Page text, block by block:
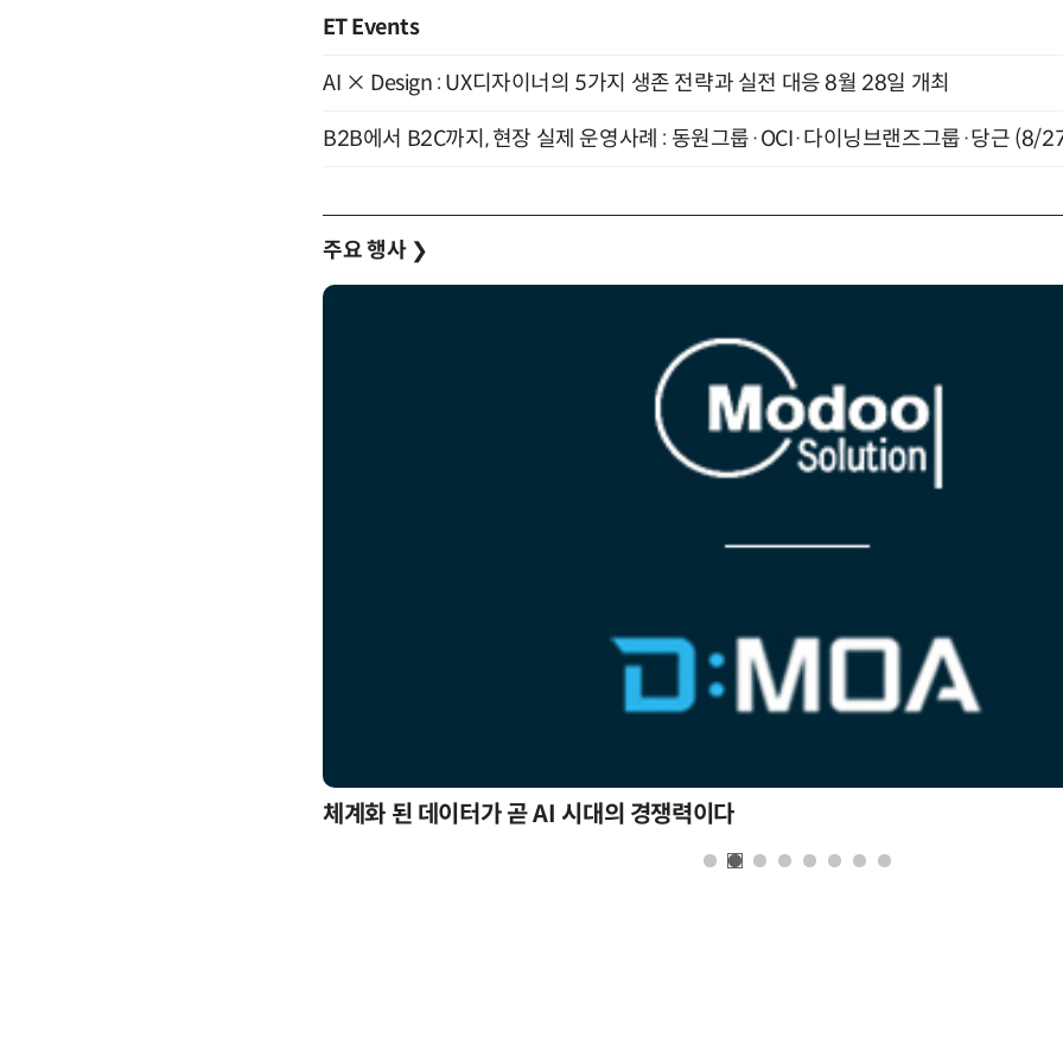
ET Events
AI × Design : UX디자이너의 5가지 생존 전략과 실전 대응 8월 28일 개최
B2B에서 B2C까지, 현장 실제 운영사례 : 동원그룹·OCI·다이닝브랜즈그룹·당근 (8/
주요 행사 ❯
체계화 된 데이터가 곧 AI 시대의 경쟁력이다